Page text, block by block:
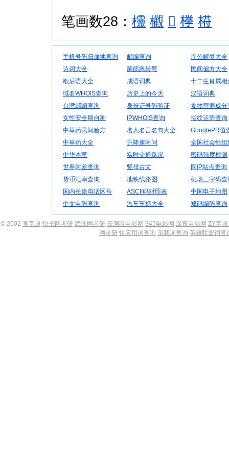
笔画数28： 欞 欟  﨔 﨓
手机号码归属地查询 邮编查询
周公解梦大全
诗词大全
脑筋急转弯
民间偏方大全
歇后语大全
成语词典
十二生肖属相
域名WHOIS查询
历史上的今天
汉语词典
台湾邮编查询
身份证号码验证
食物营养成分
女性安全期自测
IPWHOIS查询
指纹运势查询
中草药民间验方
名人名言名句大全
GooglePR值
中草药大全
升降旗时间
全国社会性组
中华本草
实时交通路况
密码强度检测
世界时差查询
竖排古文
同IP站点查询
货币汇率查询
地铁线路图
机场三字码查
国内长途电话区号
ASCII码对照表
中国电子地图
中文电码查询
汽车车标大全 郑码编码查询
© 2002 查字典 快书网考研 武侠网考研 云洞谷电影网 345电影网 深夜电影网 ZY字
网考研 快应用词查询 觅我词查询 英雄联盟词查